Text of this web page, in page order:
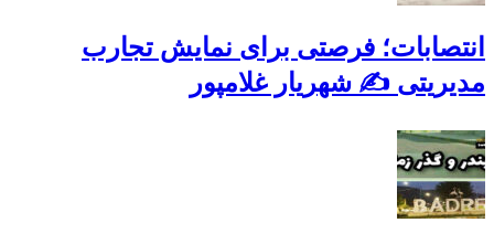
انتصابات؛ فرصتی برای نمایش تجارب
مدیریتی ✍ شهریار غلامپور